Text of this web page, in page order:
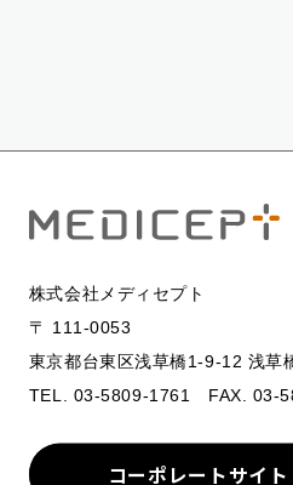
株式会社メディセプト
〒 111-0053
東京都台東区浅草橋1-9-12 浅草
TEL. 03-5809-1761 FAX. 03-
コーポレートサイト